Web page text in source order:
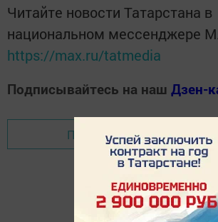
Читайте новости Татарстана в
национальном мессенджере
https://max.ru/tatmedia
Подписывайтесь на наш Дзен-
Перейти на страницу